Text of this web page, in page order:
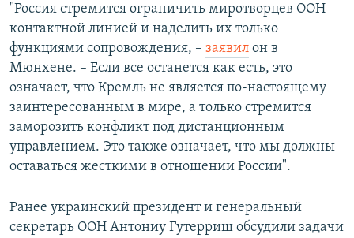
"Россия стремится ограничить миротворцев ООН
контактной линией и наделить их только
функциями сопровождения, – заявил он в
Мюнхене. – Если все останется как есть, это
означает, что Кремль не является по-настоящему
заинтересованным в мире, а только стремится
заморозить конфликт под дистанционным
управлением. Это также означает, что мы должны
оставаться жесткими в отношении России".
Ранее украинский президент и генеральный
секретарь ООН Антониу Гутерриш обсудили задачи